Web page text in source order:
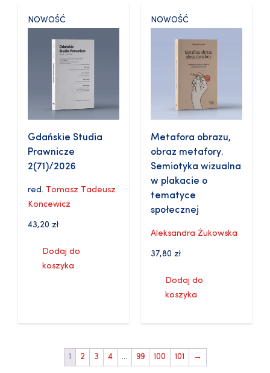
NOWOŚĆ
Gdańskie Studia
Prawnicze
2(71)/2026
red. Tomasz Tadeusz
Koncewicz
43,20 zł
Dodaj do
koszyka
NOWOŚĆ
Metafora obrazu,
obraz metafory.
Semiotyka wizualna
w plakacie o
tematyce
społecznej
Aleksandra Żukowska
37,80 zł
Dodaj do
koszyka
1 2 3 4 … 99 100 101 →